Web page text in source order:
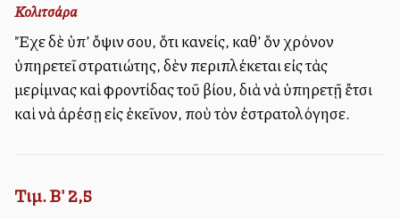
Κολιτσάρα
Ἔχε δὲ ὑπ’ ὄψιν σου, ὅτι κανείς, καθ’ ὅν χρόνον
ὑπηρετεῖ στρατιώτης, δὲν περιπλέκεται εἰς τὰς
μερίμνας καὶ φροντίδας τοῦ βίου, διὰ νὰ ὑπηρετῇ ἔτσι
καὶ νὰ ἀρέσῃ εἰς ἐκεῖνον, ποὺ τὸν ἐστρατολόγησε.
Τιμ. Β' 2,5